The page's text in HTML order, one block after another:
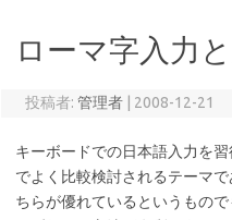
ローマ字入力
投稿者: 管理者 2008-12-21
キーボードでの日本語入力を
でよく比較検討されるテーマ
ちらが優れているというもの